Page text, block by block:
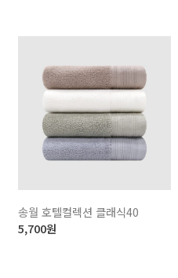
송월 호텔컬렉션 클래식40
5,700원